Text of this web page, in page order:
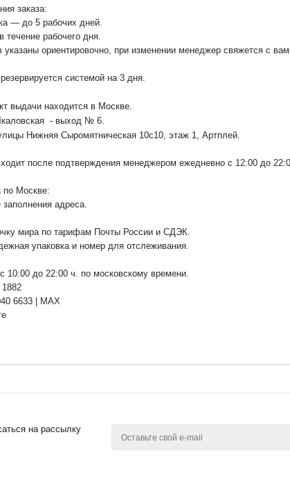
заказа:
— до 5 рабочих дней.
рабочего дня.
указаны ориентировочно, при изменении менеджер свяжется с
системой на 3 дня.
выдачи находится в Москве.
- выход № 6.
Нижняя Сыромятническая 10с10 , этаж 1, Артплей.
после подтверждения менеджером ежедневно с 12:00 до
по Москве:
адреса.
мира по тарифам Почты России и СДЭК.
упаковка и номер для отслеживания.
10:00 до 22:00 ч. по московскому времени.
6633 | MAX
на рассылку